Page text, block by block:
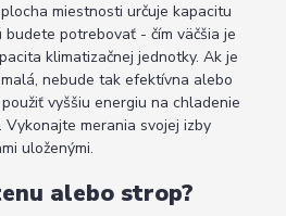
miestnosti určuje kapacitu
potrebovať - čím väčšia je
klimatizačnej jednotky. Ak je
nebude tak efektívna alebo
vyššiu energiu na chladenie
merania svojej izby
uloženými.
alebo strop?